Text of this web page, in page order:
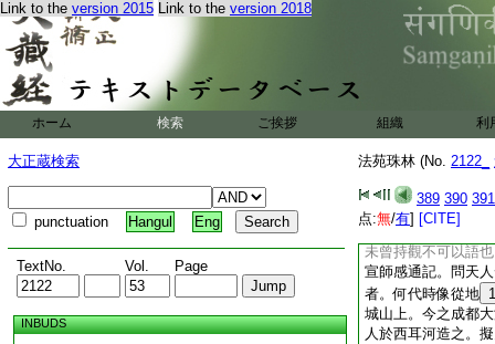
Link to the version 2015 Link to the version 2018
ホーム 検索 ご挨拶 組織 利
大正蔵検索
punctuation Hangul Eng
TextNo. Vol. Page
INBUDS
法苑珠林 (No. 2122_
389 390 391
点:無/有] [CITE]
萬過不咎。事等忘
上熏空界四十萬里
以受佛付囑令護佛
敢不來。韋將軍三
王所。時王見皆起
法故。弟子性樂戒
並在座中聽受戒法
不決滯。然此東華
多現。但謂其靈而
遂因此縁隨而諮請
未曾持觀不可以語也
宣師感通記。問天
者。何代時像從地 1
城山上。今之成都
人於西耳河造之。